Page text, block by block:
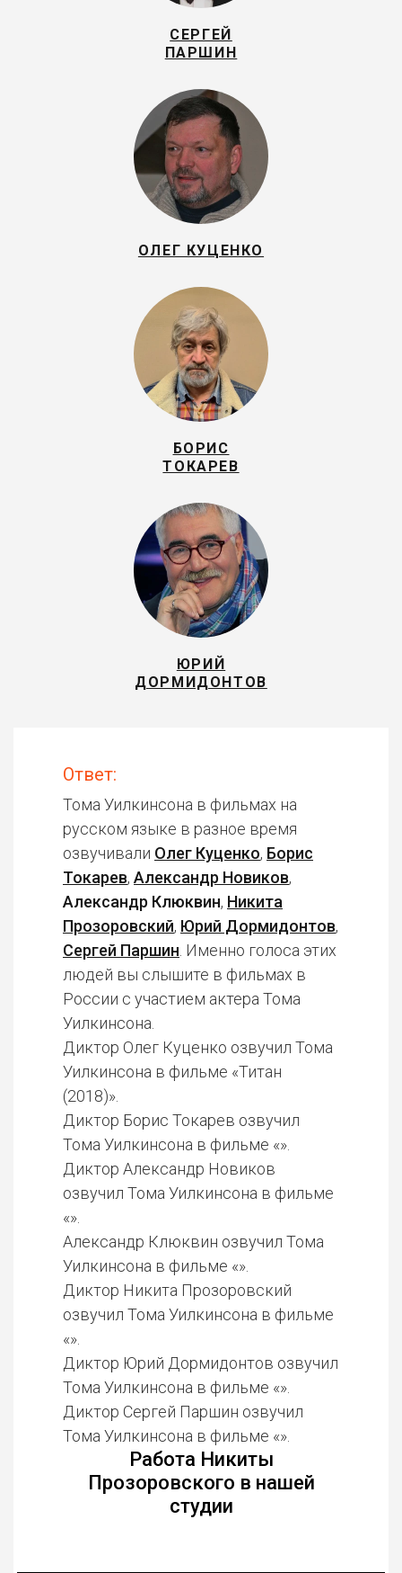
СЕРГЕЙ
ПАРШИН
ОЛЕГ КУЦЕНКО
БОРИС
ТОКАРЕВ
ЮРИЙ
ДОРМИДОНТОВ
Ответ:
Тома Уилкинсона в фильмах на
русском языке в разное время
озвучивали Олег Куценко, Борис
Токарев, Александр Новиков,
Александр Клюквин, Никита
Прозоровский, Юрий Дормидонтов,
Сергей Паршин . Именно голоса этих
людей вы слышите в фильмах в
России с участием актера Тома
Уилкинсона.
Диктор Олег Куценко озвучил Тома
Уилкинсона в фильме «Титан
(2018)».
Диктор Борис Токарев озвучил
Тома Уилкинсона в фильме «».
Диктор Александр Новиков
озвучил Тома Уилкинсона в фильме
«».
Александр Клюквин озвучил Тома
Уилкинсона в фильме «».
Диктор Никита Прозоровский
озвучил Тома Уилкинсона в фильме
«».
Диктор Юрий Дормидонтов озвучил
Тома Уилкинсона в фильме «».
Диктор Сергей Паршин озвучил
Тома Уилкинсона в фильме «».
Работа Никиты
Прозоровского в нашей
студии